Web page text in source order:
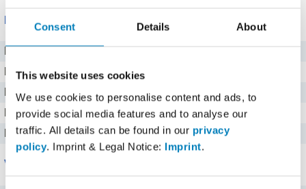
Consent Details About
This website uses cookies
We use cookies to personalise content and ads, to
provide social media features and to analyse our
traffic. All details can be found in our privacy
policy. Imprint & Legal Notice: Imprint.
Nährwerte für 100 ml
Kalorien
Protein
3,2 g g
Kohlenhydrate
4,8 g g
Fett
1,5 g g
Vitamine